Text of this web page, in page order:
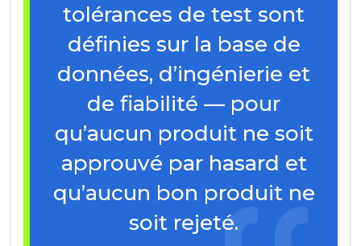
tolérances de test sont
définies sur la base de
données, d’ingénierie et
de fiabilité — pour
qu’aucun produit ne soit
approuvé par hasard et
qu’aucun bon produit ne
soit rejeté.